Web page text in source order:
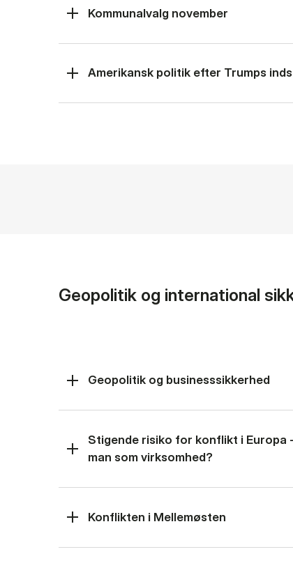
Kommunalvalg november
Amerikansk politik efter Trumps
Geopolitik og international
Geopolitik og businesssikkerhed
Stigende risiko for konflikt i Europa
man som virksomhed?
Konflikten i Mellemøsten